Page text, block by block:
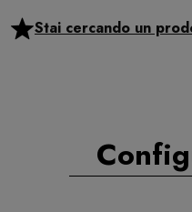
Stai cercando un